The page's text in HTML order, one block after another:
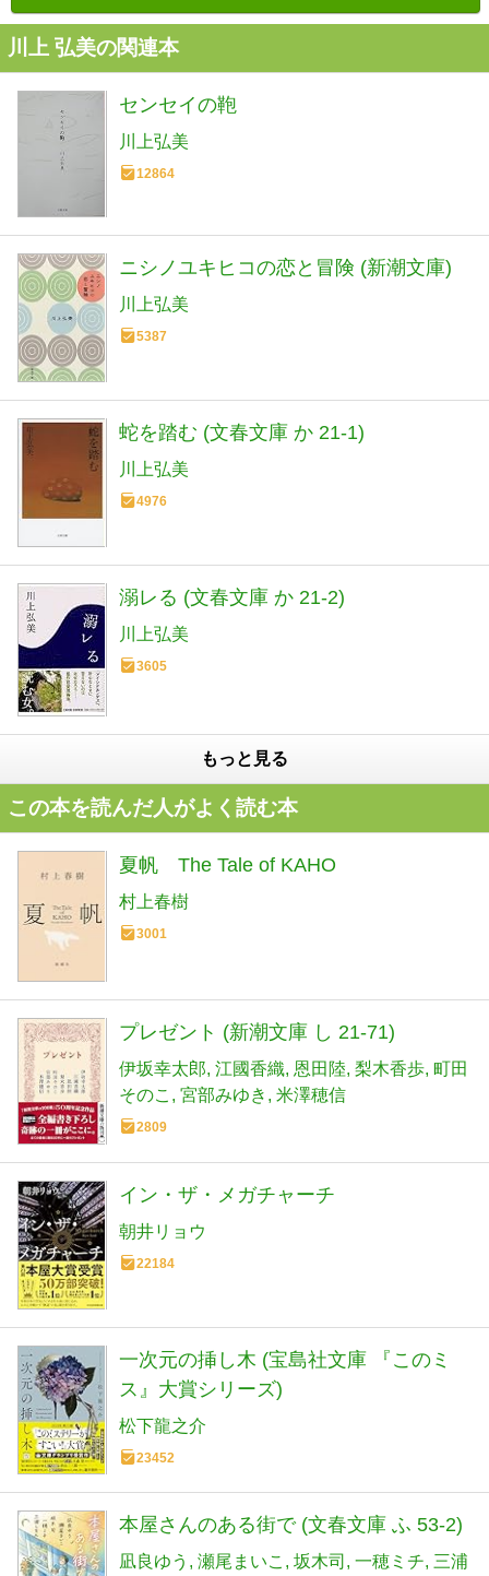
川上 弘美の関連本
センセイの鞄
川上弘美
12864
ニシノユキヒコの恋と冒険 (新潮文庫)
川上弘美
5387
蛇を踏む (文春文庫 か 21-1)
川上弘美
4976
溺レる (文春文庫 か 21-2)
川上弘美
3605
もっと見る
この本を読んだ人がよく読む本
夏帆 The Tale of KAHO
村上春樹
3001
プレゼント (新潮文庫 し 21-71)
伊坂幸太郎 江國香織 恩田陸 梨木香歩 町田
そのこ
宮部みゆき 米澤穂信
2809
イン・ザ・メガチャーチ
朝井リョウ
22184
一次元の挿し木 (宝島社文庫 『このミ
ス』大賞シリーズ)
松下龍之介
23452
本屋さんのある街で (文春文庫 ふ 53-2)
凪良ゆう 瀬尾まいこ 坂木司 一穂ミチ 三浦